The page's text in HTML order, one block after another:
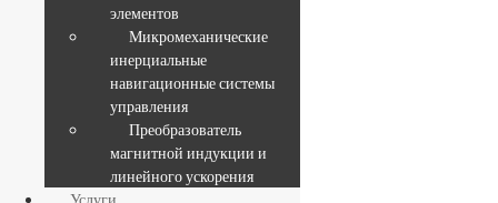
элементов
Микромеханические
инерциальные
навигационные системы
управления
Преобразователь
магнитной индукции и
линейного ускорения
Услуги